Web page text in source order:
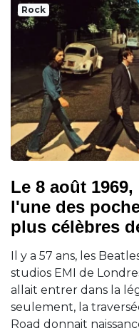
Rock
Le 8 août
l'une des
plus célèbres
Il y a 57 ans, les
studios EMI de
allait entrer dans la
seulement, la
Road donnait